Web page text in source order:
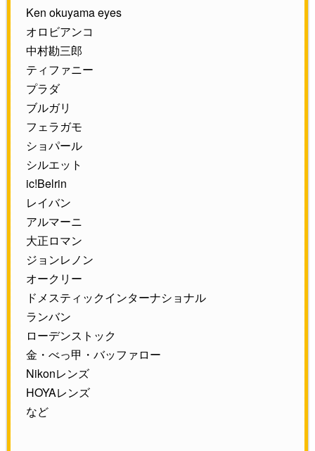
Ken okuyama eyes
オロビアンコ
中村勘三郎
ティファニー
プラダ
ブルガリ
フェラガモ
ショパール
シルエット
ic!Belrin
レイバン
アルマーニ
大正ロマン
ジョンレノン
オークリー
ドメスティックインターナショナル
ランバン
ローデンストック
金・べっ甲・バッファロー
Nikonレンズ
HOYAレンズ
など